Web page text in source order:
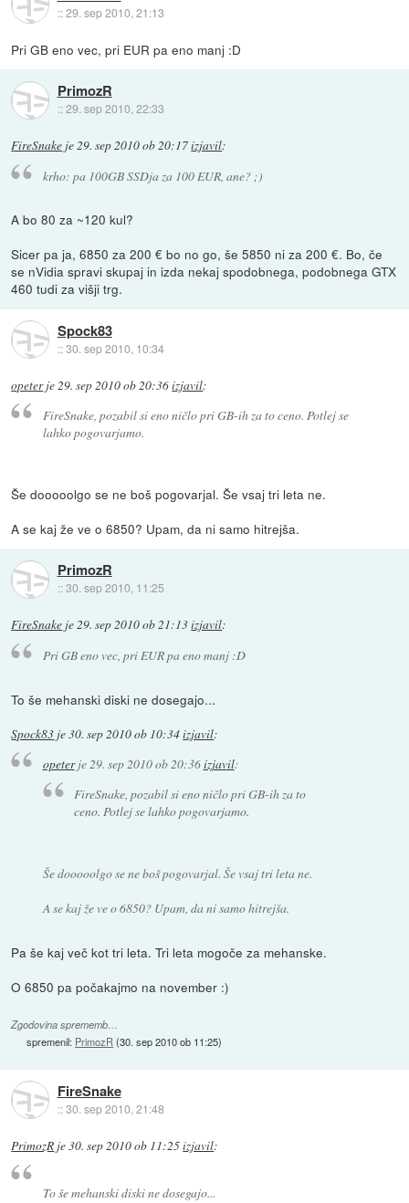
::29. sep 2010, 21:13
Pri GB eno vec, pri EUR pa eno manj :D
PrimozR
::29. sep 2010, 22:33
FireSnake je29. sep 2010 ob 20:17izjavil:
krho: pa 100GB SSDja za 100 EUR, ane? ;)
A bo 80 za ~120 kul?
Sicer pa ja, 6850 za 200 € bo no go, še 5850 ni za 200 €. Bo, če
se nVidia spravi skupaj in izda nekaj spodobnega, podobnega GTX
460 tudi za višji trg.
Spock83
::30. sep 2010, 10:34
opeterje 29. sep 2010 ob 20:36izjavil:
FireSnake, pozabil si eno ničlo pri GB-ih za to ceno. Potlej se
lahko pogovarjamo.
Še dooooolgo se ne boš pogovarjal. Še vsaj tri leta ne.
A se kaj že ve o 6850? Upam, da ni samo hitrejša.
PrimozR
::30. sep 2010, 11:25
FireSnake je29. sep 2010 ob 21:13izjavil:
Pri GB eno vec, pri EUR pa eno manj :D
To še mehanski diski ne dosegajo...
Spock83 je30. sep 2010 ob 10:34izjavil:
opeterje29. sep 2010 ob 20:36izjavil:
FireSnake, pozabil si eno ničlo pri GB-ih za to
ceno. Potlej se lahko pogovarjamo.
Še dooooolgo se ne boš pogovarjal. Še vsaj tri leta ne.
A se kaj že ve o 6850? Upam, da ni samo hitrejša.
Pa še kaj več kot tri leta. Tri leta mogoče za mehanske.
O 6850 pa počakajmo na november :)
Zgodovina sprememb…
spremenil: PrimozR (30. sep 2010 ob 11:25)
FireSnake
::30. sep 2010, 21:48
PrimozR je30. sep 2010 ob 11:25izjavil:
To še mehanski diski ne dosegajo...